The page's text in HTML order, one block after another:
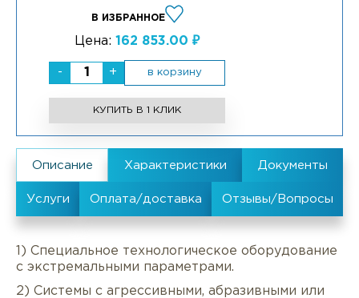
В ИЗБРАННОЕ
Цена: 162 853.00 ₽
- + в корзину
КУПИТЬ В 1 КЛИК
1) Специальное технологическое оборудование
с экстремальными параметрами.
2) Системы с агрессивными, абразивными или